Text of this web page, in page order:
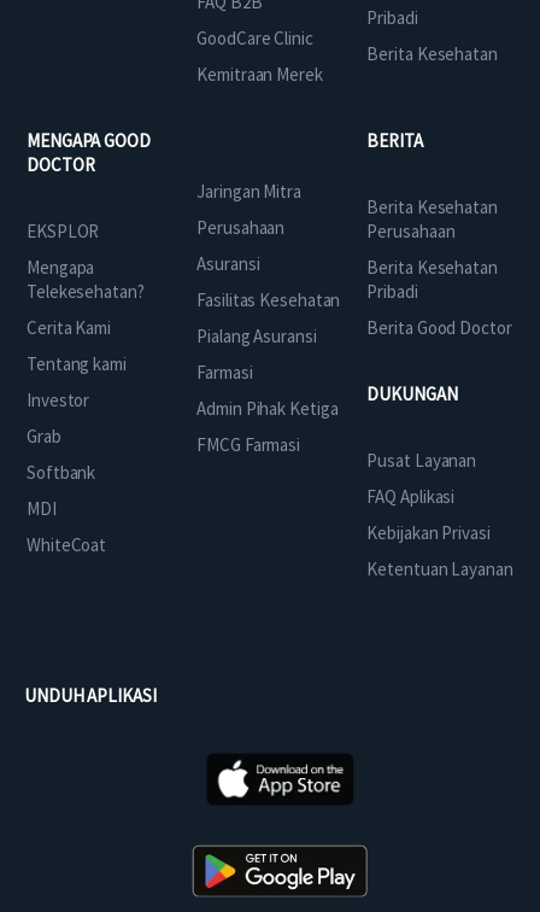
GoodCare Clinic
Kemitraan Merek
Pribadi
Berita Kesehatan
MENGAPA GOOD
DOCTOR
EKSPLOR
Mengapa
Telekesehatan?
Cerita Kami
Tentang kami
Investor
Grab
Softbank
MDI
WhiteCoat
Jaringan Mitra
Perusahaan
Asuransi
Fasilitas Kesehatan
Pialang Asuransi
Farmasi
Admin Pihak Ketiga
FMCG Farmasi
BERITA
Berita Kesehatan
Perusahaan
Berita Kesehatan
Pribadi
Berita Good Doctor
DUKUNGAN
Pusat Layanan
FAQ Aplikasi
Kebijakan Privasi
Ketentuan Layanan
UNDUH APLIKASI